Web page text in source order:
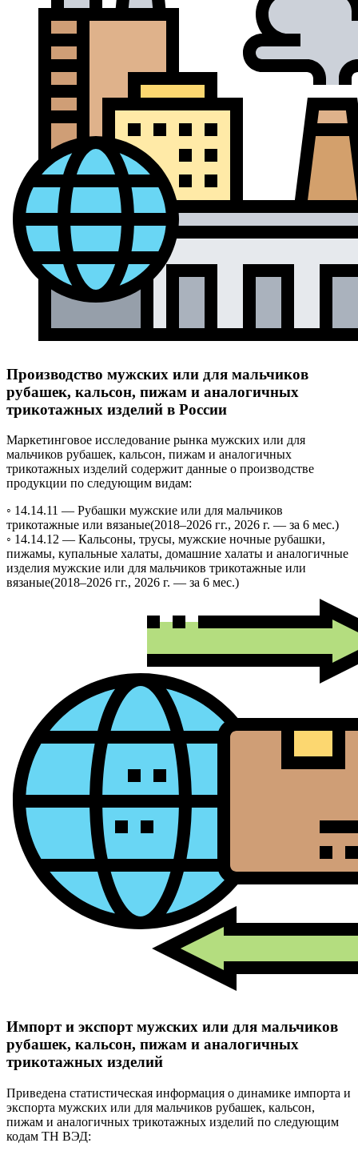
Производство мужских или для мальчиков
рубашек, кальсон, пижам и аналогичных
трикотажных изделий в России
Маркетинговое исследование рынка мужских или для
мальчиков рубашек, кальсон, пижам и аналогичных
трикотажных изделий содержит данные о производстве
продукции по следующим видам:
◦ 14.14.11 — Рубашки мужские или для мальчиков
трикотажные или вязаные(2018–2026 гг., 2026 г. — за 6 мес.)
◦ 14.14.12 — Кальсоны, трусы, мужские ночные рубашки,
пижамы, купальные халаты, домашние халаты и аналогичные
изделия мужские или для мальчиков трикотажные или
вязаные(2018–2026 гг., 2026 г. — за 6 мес.)
Импорт и экспорт мужских или для мальчиков
рубашек, кальсон, пижам и аналогичных
трикотажных изделий
Приведена статистическая информация о динамике импорта и
экспорта мужских или для мальчиков рубашек, кальсон,
пижам и аналогичных трикотажных изделий по следующим
кодам ТН ВЭД: